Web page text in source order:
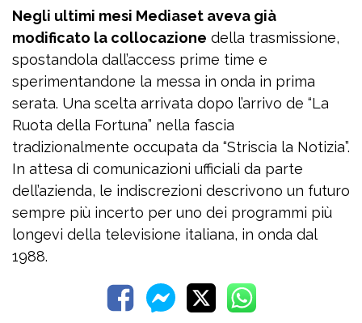
Negli ultimi mesi Mediaset aveva già
modificato la collocazione della trasmissione,
spostandola dall’access prime time e
sperimentandone la messa in onda in prima
serata. Una scelta arrivata dopo l’arrivo de “La
Ruota della Fortuna” nella fascia
tradizionalmente occupata da “Striscia la Notizia”.
In attesa di comunicazioni ufficiali da parte
dell’azienda, le indiscrezioni descrivono un futuro
sempre più incerto per uno dei programmi più
longevi della televisione italiana, in onda dal
1988.